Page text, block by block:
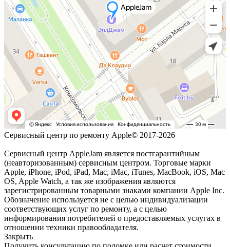
Сервисный центр по ремонту Apple© 2017-2026
Сервисный центр AppleJam является постгарантийным
(неавторизованным) сервисным центром. Торговые марки
Apple, iPhone, iPod, iPad, Mac, iMac, iTunes, MacBook, iOS, Mac
OS, Apple Watch, а так же изображения являются
зарегистрированным товарными знаками компании Apple Inc.
Обозначение используется не с целью индивидуализации
соответствующих услуг по ремонту, а с целью
информирования потребителей о предоставляемых услугах в
отношении техники правообладателя.
Закрыть